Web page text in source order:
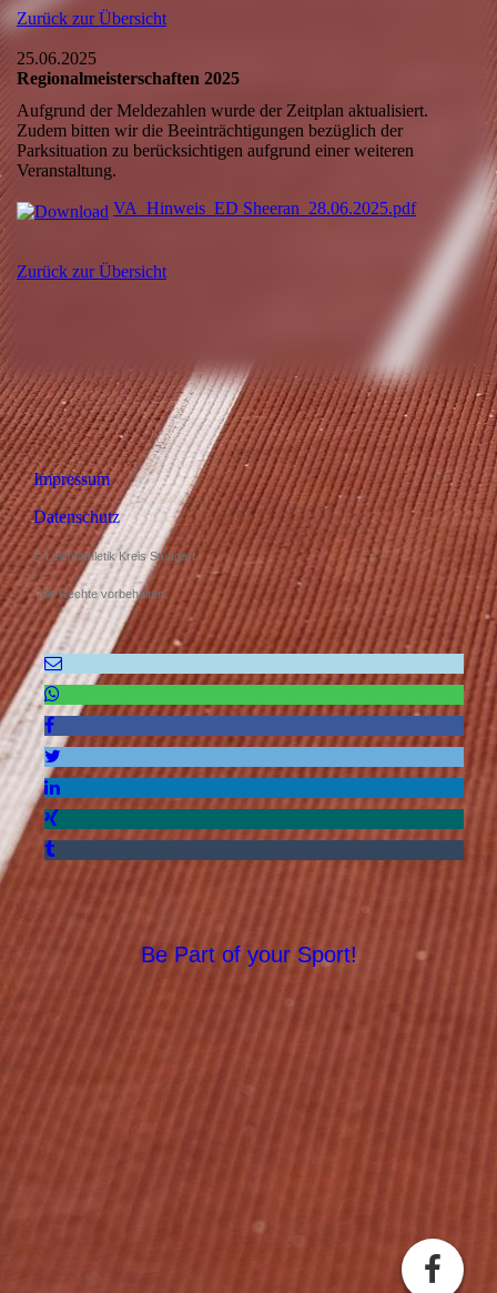
Zurück zur Übersicht
25.06.2025
Regionalmeisterschaften 2025
Aufgrund der Meldezahlen wurde der Zeitplan aktualisiert.
Zudem bitten wir die Beeinträchtigungen bezüglich der
Parksituation zu berücksichtigen aufgrund einer weiteren
Veranstaltung.
VA_Hinweis_ED Sheeran_28.06.2025.pdf
Zurück zur Übersicht
Impressum
Datenschutz
© Leichtathletik Kreis Stuttgart
Alle Rechte vorbehalten.
Be Part of your Sport!